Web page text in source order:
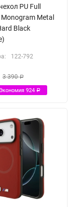
PU Full
Metal
Black
122-792
3 390Р
Экономия 924 Р